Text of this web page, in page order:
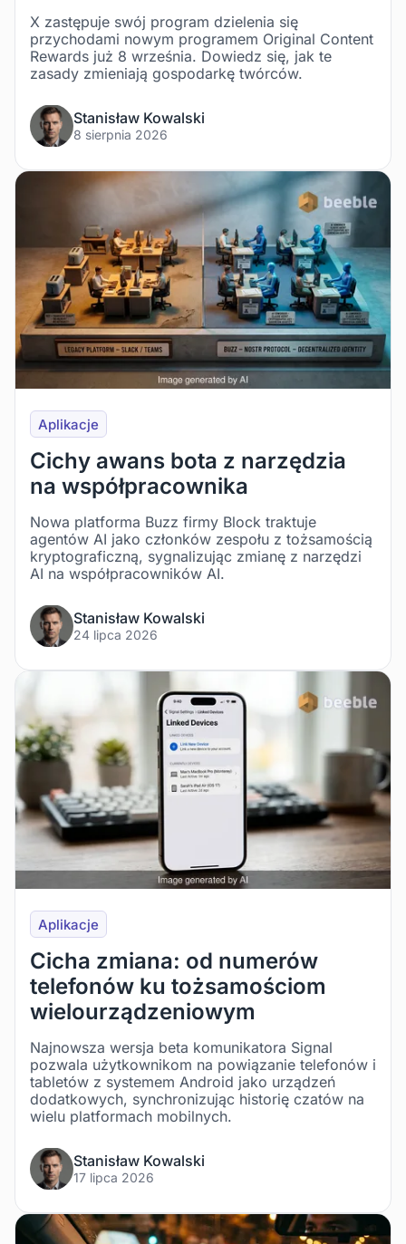
X zastępuje swój program dzielenia się
przychodami nowym programem Original Content
Rewards już 8 września. Dowiedz się, jak te
zasady zmieniają gospodarkę twórców.
Stanisław Kowalski
8 sierpnia 2026
Aplikacje
Cichy awans bota z narzędzia
na współpracownika
Nowa platforma Buzz firmy Block traktuje
agentów AI jako członków zespołu z tożsamością
kryptograficzną, sygnalizując zmianę z narzędzi
AI na współpracowników AI.
Stanisław Kowalski
24 lipca 2026
Aplikacje
Cicha zmiana: od numerów
telefonów ku tożsamościom
wielourządzeniowym
Najnowsza wersja beta komunikatora Signal
pozwala użytkownikom na powiązanie telefonów i
tabletów z systemem Android jako urządzeń
dodatkowych, synchronizując historię czatów na
wielu platformach mobilnych.
Stanisław Kowalski
17 lipca 2026